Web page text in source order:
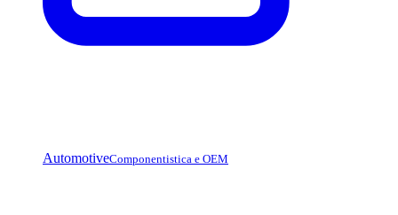
AutomotiveComponentistica e OEM